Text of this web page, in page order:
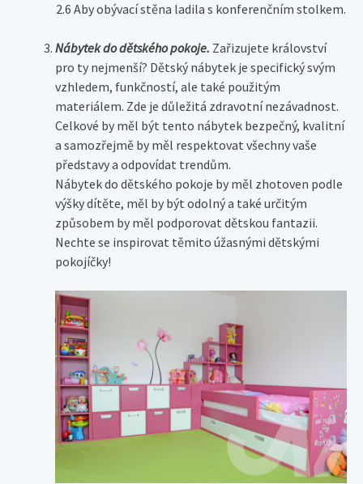
2.6 Aby obývací stěna ladila s konferenčním stolkem.
Nábytek do dětského pokoje. Zařizujete království
pro ty nejmenší? Dětský nábytek je specifický svým
vzhledem, funkčností, ale také použitým
materiálem. Zde je důležitá zdravotní nezávadnost.
Celkové by měl být tento nábytek bezpečný, kvalitní
a samozřejmě by měl respektovat všechny vaše
představy a odpovídat trendům.
Nábytek do dětského pokoje by měl zhotoven podle
výšky dítěte, měl by být odolný a také určitým
způsobem by měl podporovat dětskou fantazii.
Nechte se inspirovat těmito úžasnými dětskými
pokojíčky!